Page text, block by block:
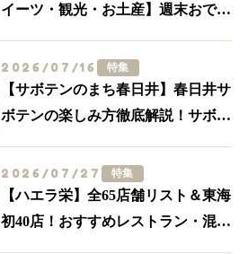
イーツ・観光・お土産】週末おでか
2026/07/16 特集
【サボテンのまち春日井】春日井サ
ボテンの楽しみ方徹底解説！サボテ
買う・体験する】
2026/07/27 特集
【ハエラ栄】全65店舗リスト＆東海
初40店！おすすめレストラン・混